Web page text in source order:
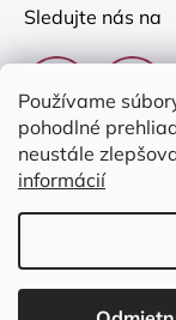
Používame
pohodlné
neustále
informácií
Sledujte nás na
Copyright 2026